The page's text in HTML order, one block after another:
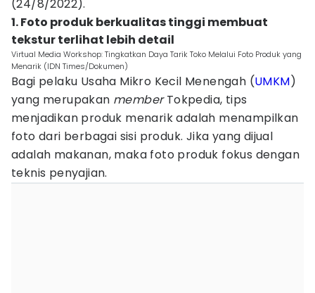
(24/8/2022).
1. Foto produk berkualitas tinggi membuat
tekstur terlihat lebih detail
Virtual Media Workshop: Tingkatkan Daya Tarik Toko Melalui Foto Produk yang
Menarik (IDN Times/Dokumen)
Bagi pelaku Usaha Mikro Kecil Menengah (UMKM)
yang merupakan memberTokpedia, tips
menjadikan produk menarik adalah menampilkan
foto dari berbagai sisi produk. Jika yang dijual
adalah makanan, maka foto produk fokus dengan
teknis penyajian.